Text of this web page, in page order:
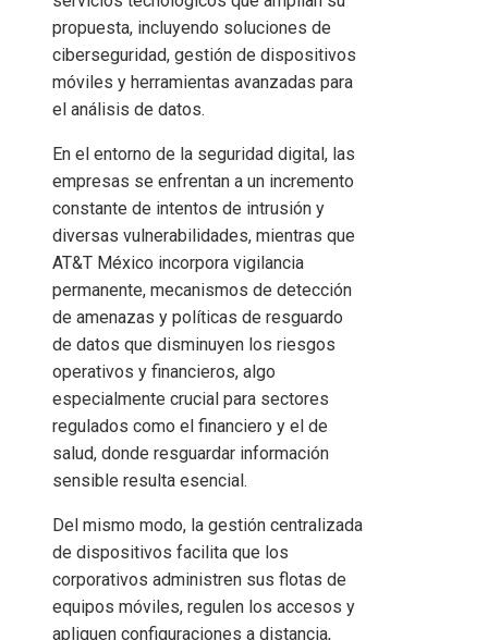
propuesta, incluyendo soluciones de
ciberseguridad, gestión de dispositivos
móviles y herramientas avanzadas para
el análisis de datos.
En el entorno de la seguridad digital, las
empresas se enfrentan a un incremento
constante de intentos de intrusión y
diversas vulnerabilidades, mientras que
AT&T México incorpora vigilancia
permanente, mecanismos de detección
de amenazas y políticas de resguardo
de datos que disminuyen los riesgos
operativos y financieros, algo
especialmente crucial para sectores
regulados como el financiero y el de
salud, donde resguardar información
sensible resulta esencial.
Del mismo modo, la gestión centralizada
de dispositivos facilita que los
corporativos administren sus flotas de
equipos móviles, regulen los accesos y
apliquen configuraciones a distancia,